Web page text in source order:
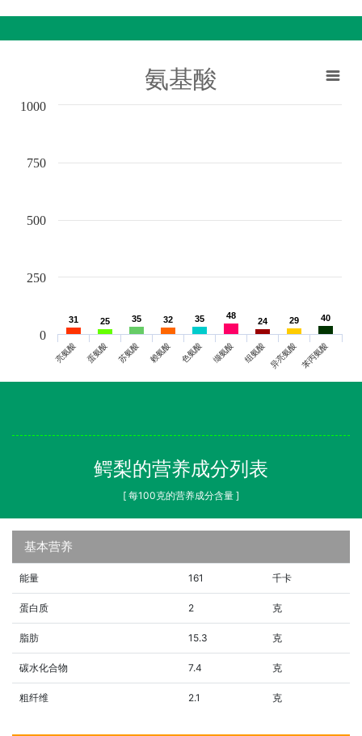
氨基酸
31
31 25
25 35
35 32
32 35
35 48
48
24
24 29
29 40
40
亮氨酸 蛋氨酸 苏氨酸 赖氨酸 色氨酸 缬氨酸 组氨酸 异亮氨酸苯丙氨酸
0
250
500
750
1000
鳄梨的营养成分列表
[ 每100克的营养成分含量 ]
基本营养
能量 161 千卡
蛋白质 2 克
脂肪 15.3 克
碳水化合物 7.4 克
粗纤维 2.1 克